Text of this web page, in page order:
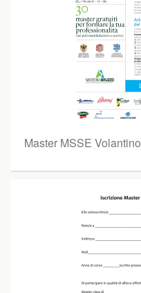
Master MSSE Volantino